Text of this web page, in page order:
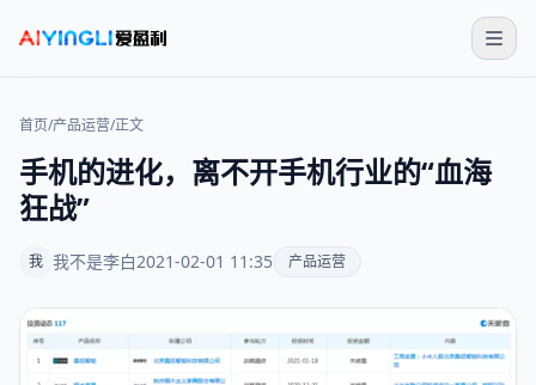
首页/产品运营/正文
手机的进化，离不开手机行业的“血海
狂战”
我 我不是李白2021-02-01 11:35 产品运营